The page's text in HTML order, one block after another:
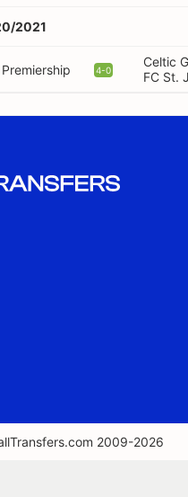
2021
Premiership 4-0
Celtic
FC St.
2009-2026